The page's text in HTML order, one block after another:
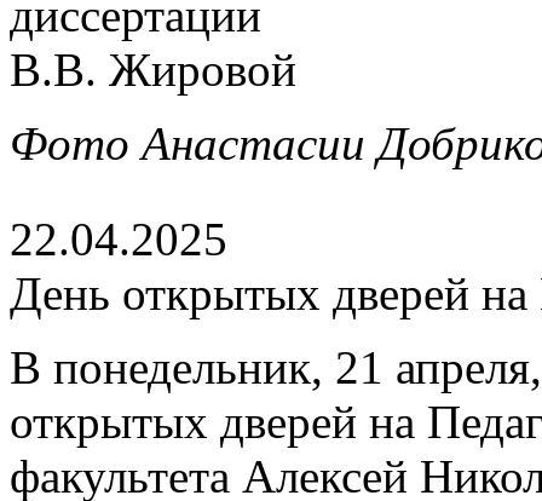
Фото Анастасии
22.04.2025
День открытых дверей на
В понедельник, 21
открытых дверей на
факультета Алексей